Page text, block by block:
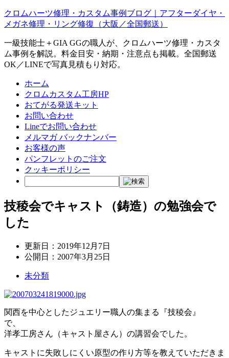
クロムハーツ修理・カスタム事例ブログ｜アフターダイヤ・
メガネ修理・リング修復（大阪／全国郵送）
一級技能士＋GIA GGの職人が、クロムハーツ修理・カスタ
ム事例を解説。料金目安・納期・注意点も掲載。全国郵送
OK／LINEで写真見積もり対応。
ホーム
クロムカスタム工房HP
おてがる発送キット
お問い合わせ
Lineでお問い合わせ
メルマガ バックナンバー
お客様の声
パンフレットのご注文
クッキーポリシー
技稜会でキャスト（鋳造）の勉強会で
した
更新日： 2019年12月7日
公開日： 2007年3月25日
未分類
関西を中心としたジュエリー職人の集まる『技稜会』
で、
洋孝工房さん（キャスト屋さん）の講習会でした。
キャストに失敗しにくい原型の作り方等を教えていただきま